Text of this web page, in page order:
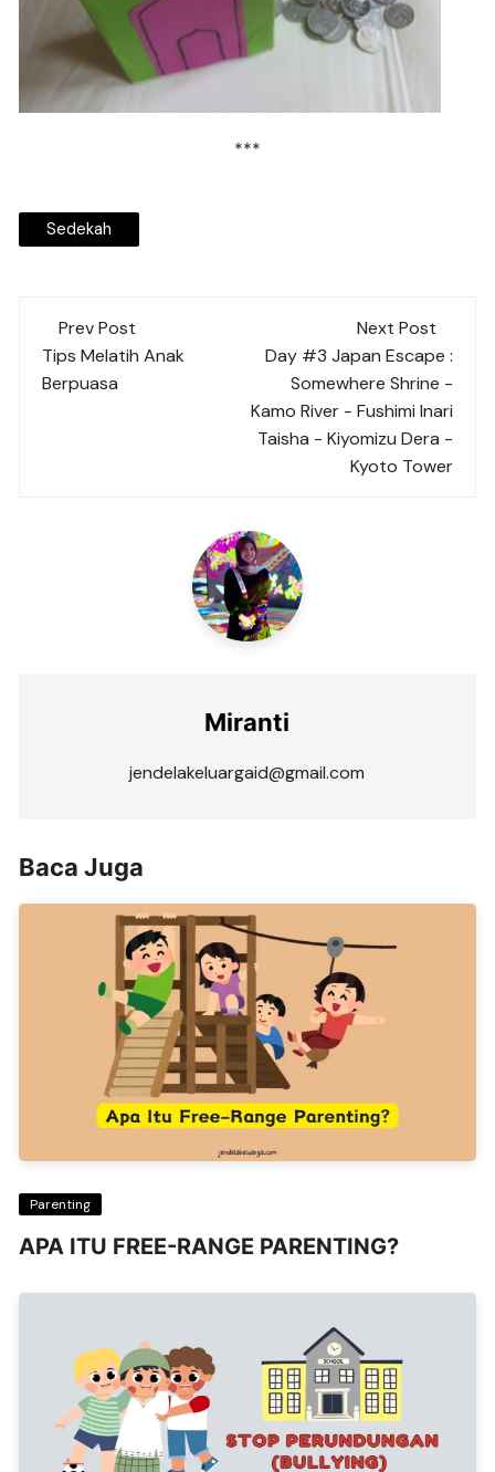
***
Sedekah
Post
navigation
Prev Post
Tips Melatih Anak
Berpuasa
Next Post
Day #3 Japan Escape :
Somewhere Shrine -
Kamo River - Fushimi Inari
Taisha - Kiyomizu Dera -
Kyoto Tower
Miranti
jendelakeluargaid@gmail.com
Baca Juga
Parenting
APA ITU FREE-RANGE PARENTING?